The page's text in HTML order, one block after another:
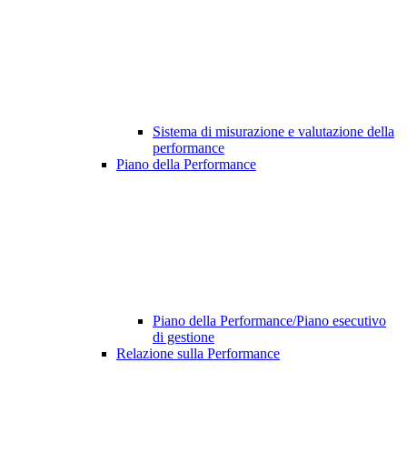
Sistema di misurazione e valutazione della
performance
Piano della Performance
Piano della Performance/Piano esecutivo
di gestione
Relazione sulla Performance